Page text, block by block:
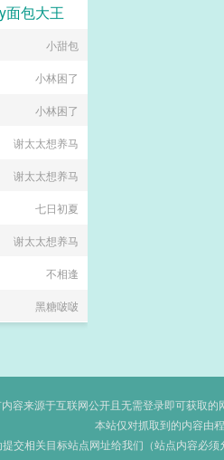
面包大王
面包大王
小甜包
小林困了
小林困了
谢太太想养马
谢太太想养马
七日初夏
谢太太想养马
不相逢
黑糖啵啵
容来源于互联网公开且无需登录即可获取
本站仅对抓取到的内容由
交相关目标站点网址给我们（站点内容必